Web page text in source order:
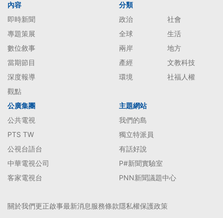
內容
即時新聞
專題策展
數位敘事
當期節目
深度報導
觀點
分類
政治
社會
全球
生活
兩岸
地方
產經
文教科技
環境
社福人權
公廣集團
公共電視
PTS TW
公視台語台
中華電視公司
客家電視台
主題網站
我們的島
獨立特派員
有話好說
P#新聞實驗室
PNN新聞議題中心
關於我們更正啟事最新消息服務條款隱私權保護政策